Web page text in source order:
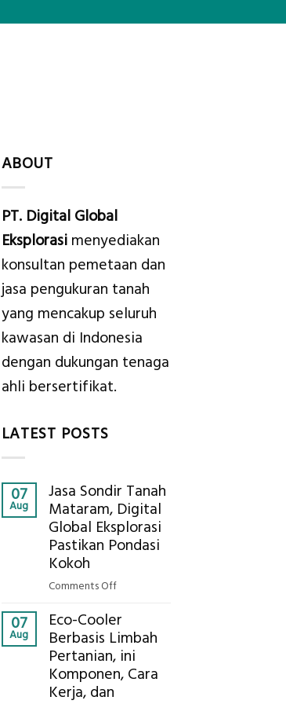
ABOUT
PT. Digital Global
Eksplorasimenyediakan
konsultan pemetaan dan
jasa pengukuran tanah
yang mencakup seluruh
kawasan di Indonesia
dengan dukungan tenaga
ahli bersertifikat.
LATEST POSTS
07
Aug
Jasa Sondir Tanah
Mataram, Digital
Global Eksplorasi
Pastikan Pondasi
Kokoh
Comments Offon
Sondir
Tanah
Mataram,
Digital
07
Aug
Eco-Cooler
Berbasis Limbah
Pertanian, ini
Komponen, Cara
Kerja, dan